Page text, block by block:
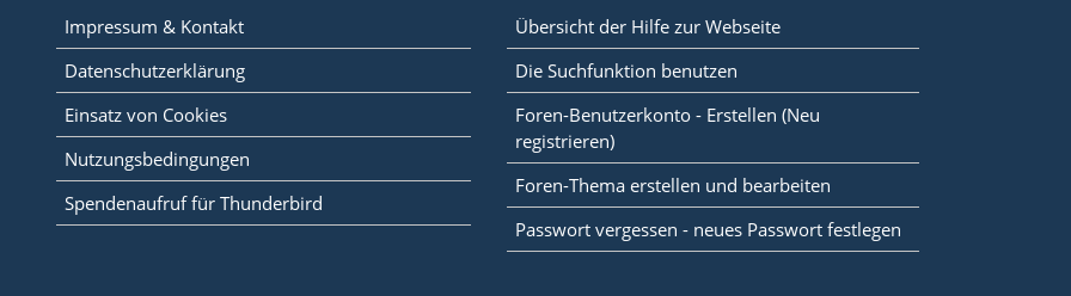
Impressum & Kontakt
Datenschutzerklärung
Einsatz von Cookies
Nutzungsbedingungen
Spendenaufruf für Thunderbird
Übersicht der Hilfe zur Webseite
Die Suchfunktion benutzen
Foren-Benutzerkonto - Erstellen (Neu
registrieren)
Foren-Thema erstellen und bearbeiten
Passwort vergessen - neues Passwort festlegen